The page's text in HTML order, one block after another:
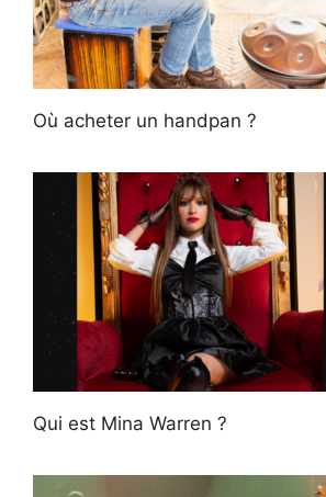
Où acheter un handpan ?
Qui est Mina Warren ?